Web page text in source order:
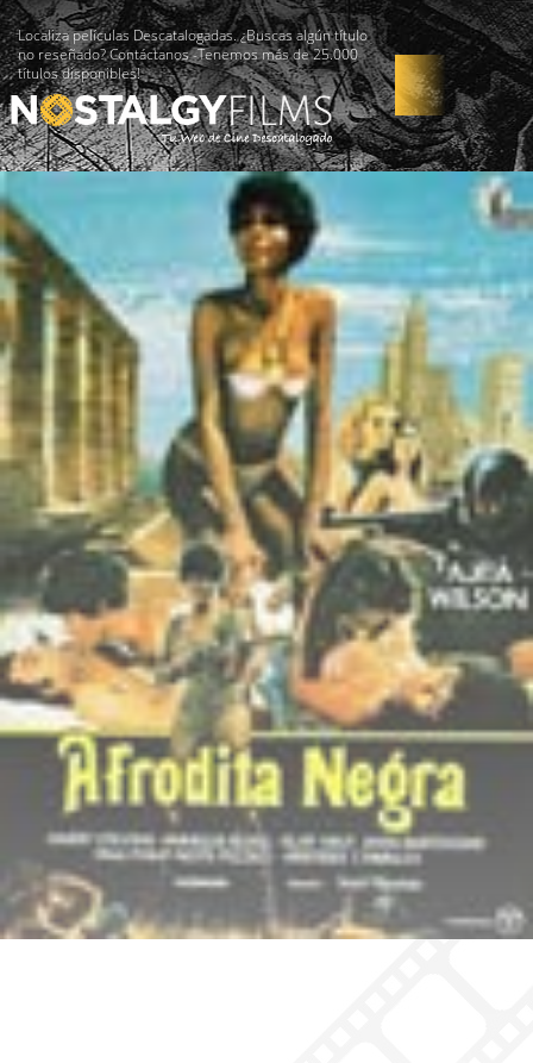
Localiza películas Descatalogadas. ¿Buscas algún título
no reseñado? Contáctanos -Tenemos más de 25.000
títulos disponibles!